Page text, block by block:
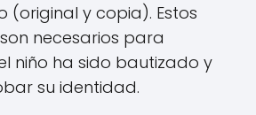
(original y copia). Estos
necesarios para
niño ha sido bautizado y
su identidad.